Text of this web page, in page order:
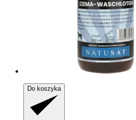
Do koszyka